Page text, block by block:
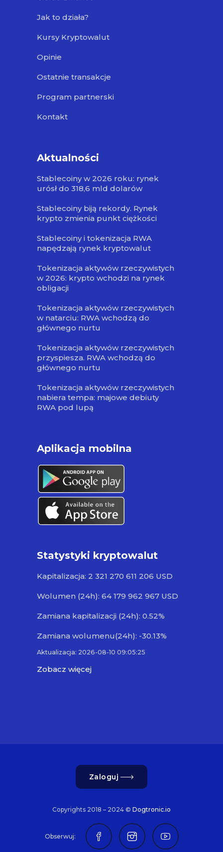
Jak to działa?
Kursy Kryptowalut
Opinie
Ostatnie transakcje
Program partnerski
Kontakt
Aktualności
Stablecoiny w 2026 roku: rynek
urósł do 318,6 mld dolarów
Stablecoiny biją rekordy. Rynek
krypto zmienia punkt ciężkości
Stablecoiny i tokenizacja RWA
napędzają rynek kryptowalut
Tokenizacja aktywów rzeczywistych
w 2026: krypto wchodzi na rynek
obligacji
Tokenizacja aktywów rzeczywistych
w natarciu: RWA wchodzą do
głównego nurtu
Tokenizacja aktywów rzeczywistych
przyspiesza. RWA wchodzą do
głównego nurtu
Tokenizacja aktywów rzeczywistych
nabiera tempa: majowe debiuty
RWA pod lupą
Aplikacja mobilna
Statystyki kryptowalut
Kapitalizacja: 2 321 270 611 206 USD
Wolumen (24h): 64 179 962 967 USD
Zamiana kapitalizacji (24h): 0.52%
Zamiana wolumenu(24h): -30.13%
Aktualizacja: 2026-08-10 09:05:25
Zobacz więcej
Zaloguj
Copyrights 2018 – 2024 © Dogtronic.io
Obserwuj: